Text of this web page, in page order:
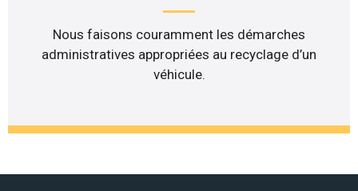
Nous faisons couramment les démarches
administratives appropriées au recyclage d’un
véhicule.